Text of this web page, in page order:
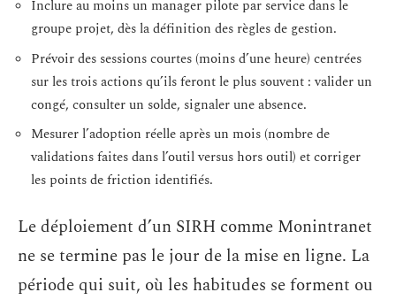
Inclure au moins un manager pilote par service dans le
groupe projet, dès la définition des règles de gestion.
Prévoir des sessions courtes (moins d’une heure) centrées
sur les trois actions qu’ils feront le plus souvent : valider un
congé, consulter un solde, signaler une absence.
Mesurer l’adoption réelle après un mois (nombre de
validations faites dans l’outil versus hors outil) et corriger
les points de friction identifiés.
Le déploiement d’un SIRH comme Monintranet
ne se termine pas le jour de la mise en ligne. La
période qui suit, où les habitudes se forment ou